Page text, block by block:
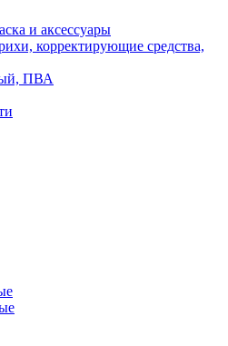
и аксессуары
корректирующие средства,
ПВА